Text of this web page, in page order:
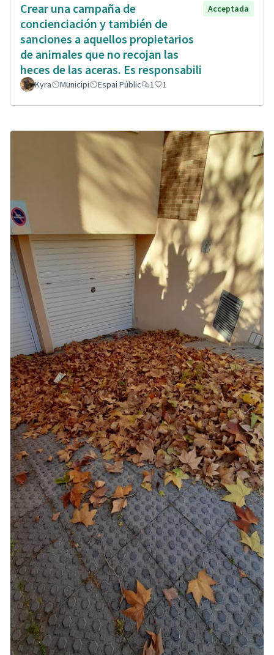
Crear una campaña de
concienciación y también de
sanciones a aquellos propietarios
de animales que no recojan las
heces de las aceras. Es responsabili
Acceptada
Kyra Municipi Espai Públic 1 1